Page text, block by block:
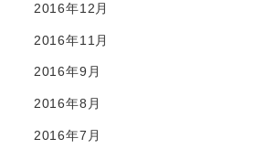
2016年12月
2016年11月
2016年9月
2016年8月
2016年7月